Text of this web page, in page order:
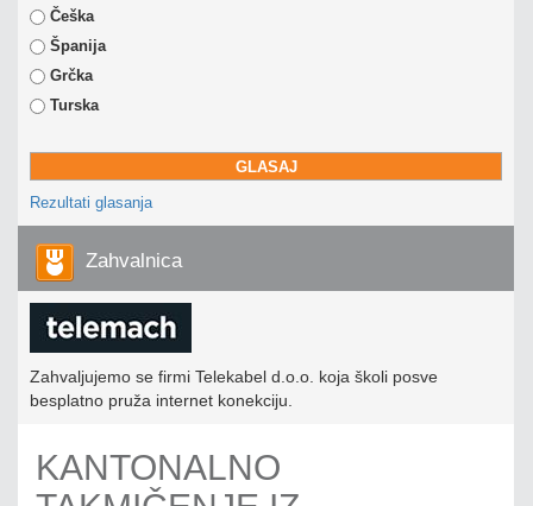
Češka
Španija
Grčka
Turska
Rezultati glasanja
Zahvalnica
Zahvaljujemo se firmi Telekabel d.o.o. koja školi posve
besplatno pruža internet konekciju.
KANTONALNO